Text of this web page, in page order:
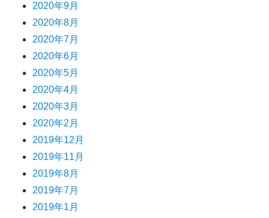
2020年9月
2020年8月
2020年7月
2020年6月
2020年5月
2020年4月
2020年3月
2020年2月
2019年12月
2019年11月
2019年8月
2019年7月
2019年1月